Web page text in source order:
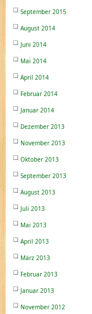
September 2015
August 2014
Juni 2014
Mai 2014
April 2014
Februar 2014
Januar 2014
Dezember 2013
November 2013
Oktober 2013
September 2013
August 2013
Juli 2013
Mai 2013
April 2013
März 2013
Februar 2013
Januar 2013
November 2012